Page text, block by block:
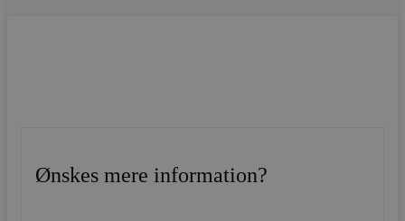
Ønskes mere information?